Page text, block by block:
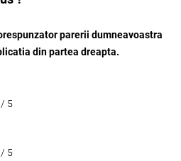
parerii dumneavoastra
din partea dreapta.
5
5